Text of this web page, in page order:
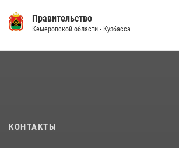
14 июля 2026, 08:52 1
20 июля 2026, 08:52
Правительство
Кемеровской области - Кузбасса
КОНТАКТЫ